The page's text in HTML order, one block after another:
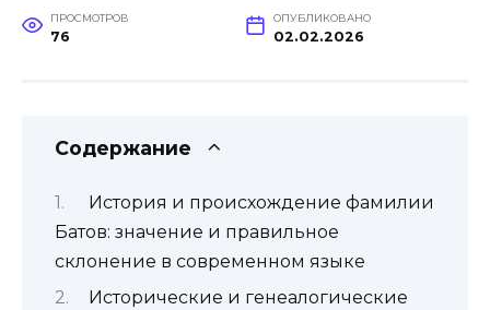
ПРОСМОТРОВ
76
ОПУБЛИКОВАНО
02.02.2026
Содержание
История и происхождение фамилии
Батов: значение и правильное
склонение в современном языке
Исторические и генеалогические